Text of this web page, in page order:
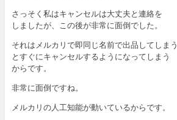
さっそく私はキャンセルは大丈夫と連絡を
しましたが、この後が非常に面倒でした。
それはメルカリで即同じ名前で出品してしまう
とすぐにキャンセルするようになってしまう
からです。
非常に面倒ですね。
メルカリの人工知能が動いているからです。